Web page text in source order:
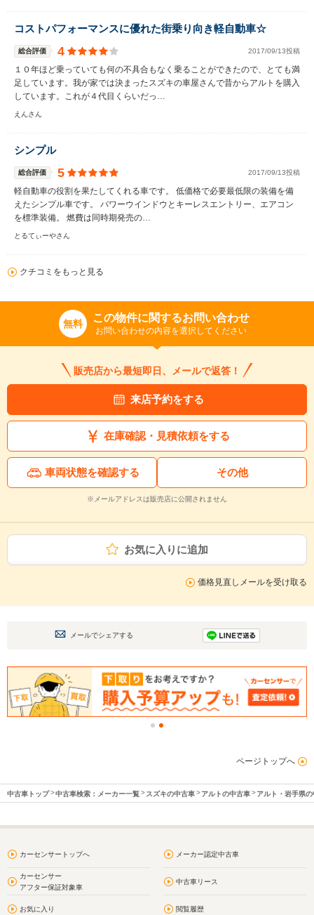
コストパフォーマンスに優れた街乗り向き軽自動車☆
総合評価 4 2017/09/13投稿
１０年ほど乗っていても何の不具合もなく乗ることができたので、とても満
足しています。我が家では決まったスズキの車屋さんで昔からアルトを購入
しています。これが４代目くらいだっ…
えんさん
シンプル
総合評価 5 2017/09/13投稿
軽自動車の役割を果たしてくれる車です。 低価格で必要最低限の装備を備
えたシンプル車です。 パワーウインドウとキーレスエントリー、エアコン
を標準装備。 燃費は同時期発売の…
とるてぃーやさん
クチコミをもっと見る
無料 この物件に関するお問い合わせ
お問い合わせの内容を選択してください
販売店から最短即日、メールで返答！
来店予約をする
在庫確認・見積依頼をする
車両状態を確認する その他
※メールアドレスは販売店に公開されません
お気に入りに追加
価格見直しメールを受け取る
メールでシェアする
ページトップへ
中古車トップ 中古車検索：メーカー一覧 スズキの中古車 アルトの中古車 アルト・岩手県
カーセンサートップへ メーカー認定中古車
カーセンサー
アフター保証対象車
中古車リース
お気に入り 閲覧履歴